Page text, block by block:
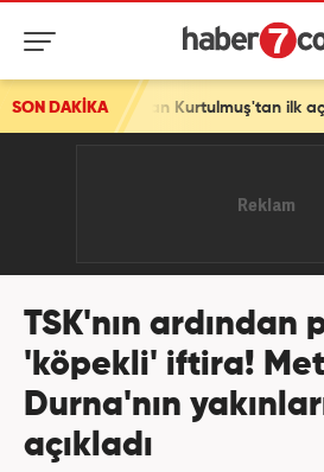
SON DAKİKAilk açıklama
TSK'nın ardından
'köpekli' iftira!
Durna'nın
açıkladı